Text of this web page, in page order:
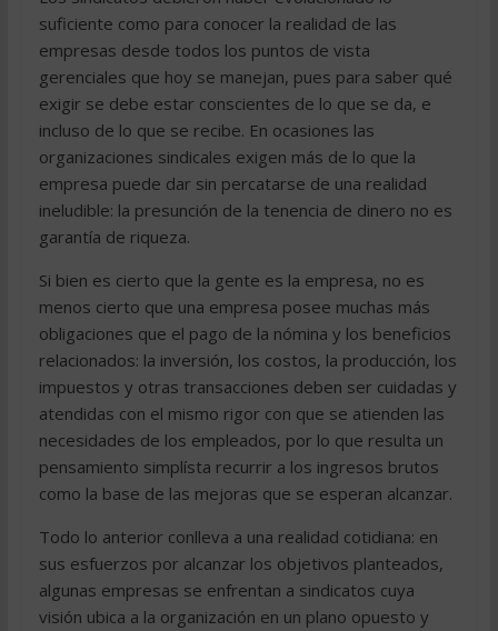
suficiente como para conocer la realidad de las
empresas desde todos los puntos de vista
gerenciales que hoy se manejan, pues para saber qué
exigir se debe estar conscientes de lo que se da, e
incluso de lo que se recibe. En ocasiones las
organizaciones sindicales exigen más de lo que la
empresa puede dar sin percatarse de una realidad
ineludible: la presunción de la tenencia de dinero no es
garantía de riqueza.
Si bien es cierto que la gente es la empresa, no es
menos cierto que una empresa posee muchas más
obligaciones que el pago de la nómina y los beneficios
relacionados: la inversión, los costos, la producción, los
impuestos y otras transacciones deben ser cuidadas y
atendidas con el mismo rigor con que se atienden las
necesidades de los empleados, por lo que resulta un
pensamiento simplísta recurrir a los ingresos brutos
como la base de las mejoras que se esperan alcanzar.
Todo lo anterior conlleva a una realidad cotidiana: en
sus esfuerzos por alcanzar los objetivos planteados,
algunas empresas se enfrentan a sindicatos cuya
visión ubica a la organización en un plano opuesto y